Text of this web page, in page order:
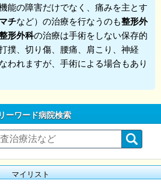
能の障害だけでなく、痛みを主とす
チなど）の治療を行なうのも整形外
形外科の治療は手術をしない保存的
撲、切り傷、腰痛、肩こり、神経
われますが、手術による場合もあり
ーワード病院検索
マイリスト